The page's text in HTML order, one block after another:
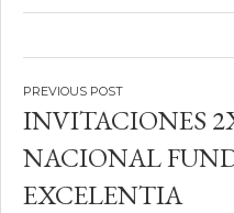
Navegación
de
entradas
INVITACIONES
NACIONAL
EXCELENTIA